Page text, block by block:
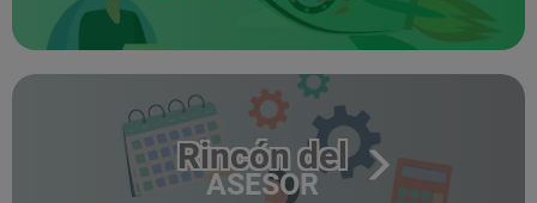
Rincón del
ASESOR